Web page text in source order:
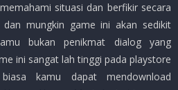
situasi dan berfikir secara
mungkin game ini akan sedikit
bukan penikmat dialog yang
ini sangat lah tinggi pada playstore
kamu dapat mendownload